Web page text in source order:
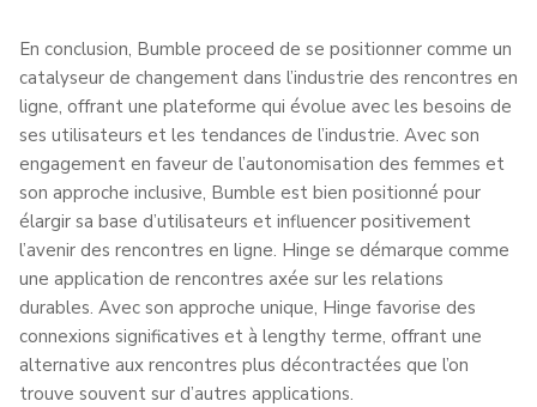
En conclusion, Bumble proceed de se positionner comme un
catalyseur de changement dans l’industrie des rencontres en
ligne, offrant une plateforme qui évolue avec les besoins de
ses utilisateurs et les tendances de l’industrie. Avec son
engagement en faveur de l’autonomisation des femmes et
son approche inclusive, Bumble est bien positionné pour
élargir sa base d’utilisateurs et influencer positivement
l’avenir des rencontres en ligne. Hinge se démarque comme
une application de rencontres axée sur les relations
durables. Avec son approche unique, Hinge favorise des
connexions significatives et à lengthy terme, offrant une
alternative aux rencontres plus décontractées que l’on
trouve souvent sur d’autres applications.